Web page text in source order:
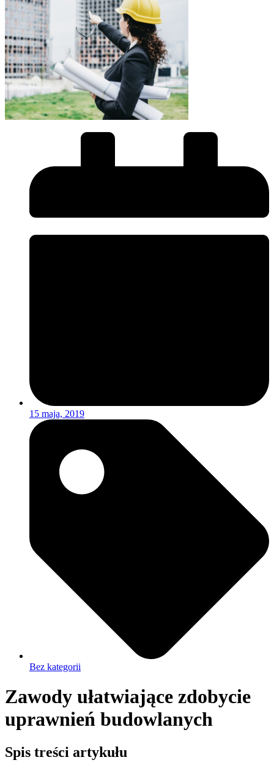
15 maja, 2019
Bez kategorii
Zawody ułatwiające zdobycie
uprawnień budowlanych
Spis treści artykułu